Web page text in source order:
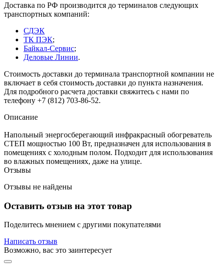
Доставка по РФ производится до терминалов следующих
транспортных компаний:
СДЭК
ТК ПЭК;
Байкал-Сервис;
Деловые Линии.
Стоимость доставки до терминала транспортной компании не
включает в себя стоимость доставки до пункта назначения.
Для подробного расчета доставки свяжитесь с нами по
телефону +7 (812) 703-86-52.
Описание
Напольный энергосберегающий инфракрасный обогреватель
СТЕП мощностью 100 Вт, предназначен для использования в
помещениях с холодным полом. Подходит для использования
во влажных помещениях, даже на улице.
Отзывы
Отзывы не найдены
Оставить отзыв на этот товар
Поделитесь мнением с другими покупателями
Написать отзыв
Возможно, вас это заинтересует